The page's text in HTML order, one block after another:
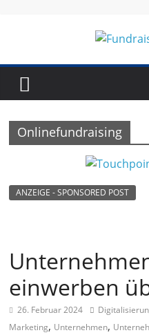
r
a
h
e
n
m
a
Onlinefundraising
ANZEIGE - SPONSORED POST
einwerben
26. Februar 2024
Marketing, Unternehmen,